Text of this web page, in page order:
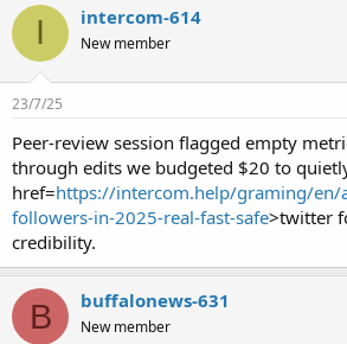
I intercom-614
New member
23/7/25
Peer-review session flagged empty
through edits we budgeted $20 to
href=https://intercom.help/graming/en/
followers-in-2025-real-fast-safe>twitter
credibility.
B buffalonews-631
New member